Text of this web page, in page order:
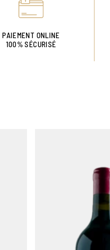
PAIEMENT ONLINE
100% SÉCURISÉ